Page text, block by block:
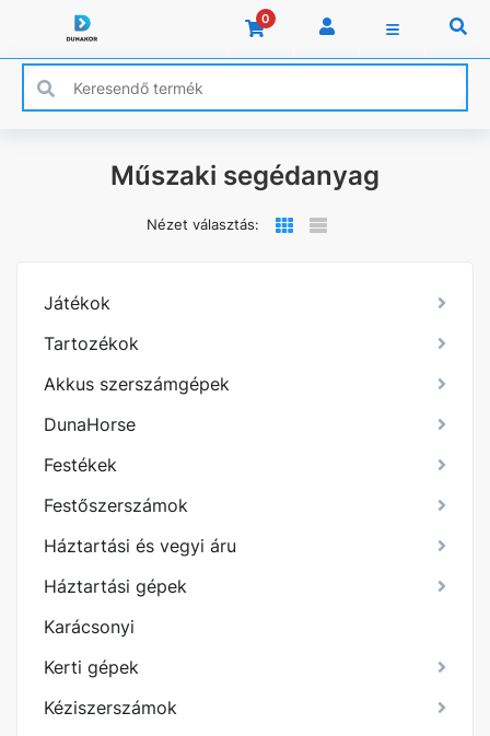
0
Műszaki segédanyag
Nézet választás:
Játékok
Tartozékok
Akkus szerszámgépek
DunaHorse
Festékek
Festőszerszámok
Háztartási és vegyi áru
Háztartási gépek
Karácsonyi
Kerti gépek
Kéziszerszámok